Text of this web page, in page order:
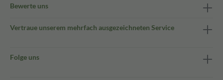
Bewerte uns
Vertraue unserem mehrfach ausgezeichneten Service
Folge uns